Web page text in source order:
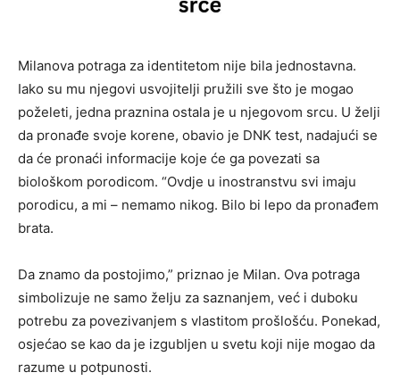
Milanova potraga za identitetom nije bila jednostavna.
Iako su mu njegovi usvojitelji pružili sve što je mogao
poželeti, jedna praznina ostala je u njegovom srcu. U želji
da pronađe svoje korene, obavio je DNK test, nadajući se
da će pronaći informacije koje će ga povezati sa
biološkom porodicom. “Ovdje u inostranstvu svi imaju
porodicu, a mi – nemamo nikog. Bilo bi lepo da pronađem
brata.
Da znamo da postojimo,” priznao je Milan. Ova potraga
simbolizuje ne samo želju za saznanjem, već i duboku
potrebu za povezivanjem s vlastitom prošlošću. Ponekad,
osjećao se kao da je izgubljen u svetu koji nije mogao da
razume u potpunosti.